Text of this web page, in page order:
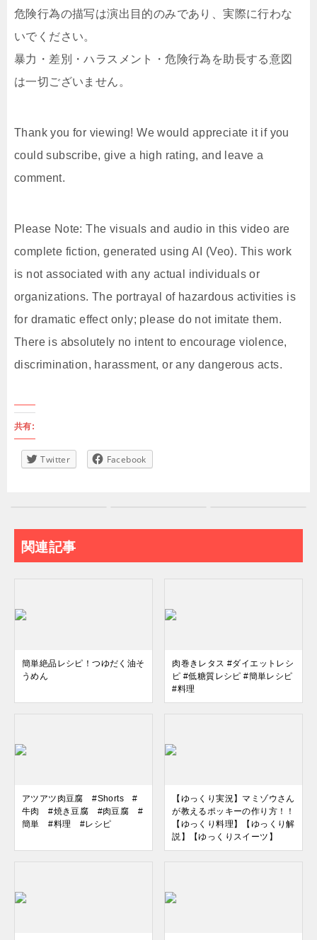
危険行為の描写は演出目的のみであり、実際に行わな
いでください。
暴力・差別・ハラスメント・危険行為を助長する意図
は一切ございません。
Thank you for viewing! We would appreciate it if you
could subscribe, give a high rating, and leave a
comment.
Please Note: The visuals and audio in this video are
complete fiction, generated using AI (Veo). This work
is not associated with any actual individuals or
organizations. The portrayal of hazardous activities is
for dramatic effect only; please do not imitate them.
There is absolutely no intent to encourage violence,
discrimination, harassment, or any dangerous acts.
共有:
Twitter Facebook
関連記事
簡単絶品レシピ！つゆだく油そ
うめん
肉巻きレタス #ダイエットレシ
ピ #低糖質レシピ #簡単レシピ
#料理
アツアツ肉豆腐 #Shorts #
牛肉 #焼き豆腐 #肉豆腐 #
簡単 #料理 #レシピ
【ゆっくり実況】マミゾウさん
が教えるポッキーの作り方！！
【ゆっくり料理】【ゆっくり解
説】【ゆっくりスイーツ】